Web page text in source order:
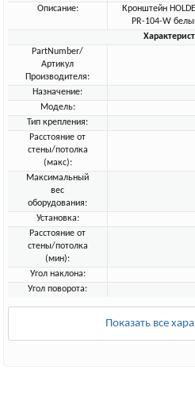
Описание:
Кронштейн
PR-104-W
PartNumber/
Артикул
Производителя:
Назначение:
Модель:
Тип крепления:
Расстояние от
стены/потолка
(макс):
Максимальный
вес
оборудования:
Установка:
Расстояние от
стены/потолка
(мин):
Угол наклона:
Угол поворота:
Показать все